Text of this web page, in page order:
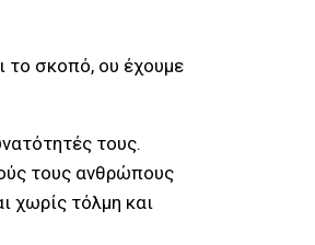
το σκοπό, ου έχουμε
τους.
τους ανθρώπους
χωρίς τόλμη και